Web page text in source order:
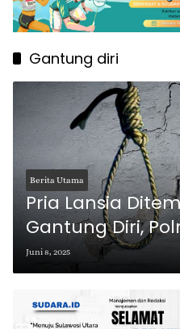
Gantung diri
Berita Utama
Pria Lansia
Gantung Diri,
Turunkan Tim
Juni 8, 2025